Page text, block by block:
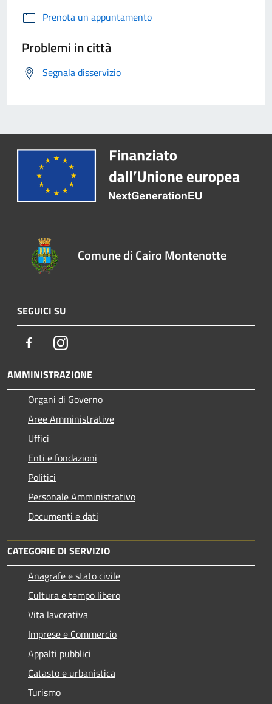
Prenota un appuntamento
Problemi in città
Segnala disservizio
Comune di Cairo Montenotte
SEGUICI SU
FacebookInstagram
AMMINISTRAZIONE
Organi di Governo
Aree Amministrative
Uffici
Enti e fondazioni
Politici
Personale Amministrativo
Documenti e dati
CATEGORIE DI SERVIZIO
Anagrafe e stato civile
Cultura e tempo libero
Vita lavorativa
Imprese e Commercio
Appalti pubblici
Catasto e urbanistica
Turismo